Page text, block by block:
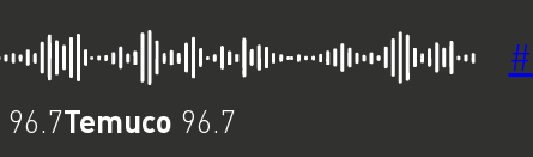
#
96.7Temuco 96.7